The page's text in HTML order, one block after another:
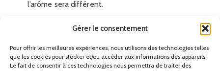
Gérer le consentement
Pour offrir les meilleures expériences, nous utilisons des technologies telles
que les cookies pour stocker et/ou accéder aux informations des appareils.
Le fait de consentir à ces technologies nous permettra de traiter des
l’arôme sera différent.
Préparation étape par étape
1.Préparer les feuilles: Si vous utilisez des feuilles de maïs,
faites-les tremper dans de l’eau chaude pendant 30